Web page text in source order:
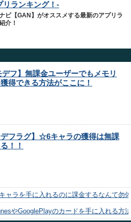
リランキング！-
ビ【GAN】がオススメする最新のアプリラ
介！
デフ】無課金ユーザーでもメモリ
得できる方法がここに！
デフラグ】☆6キャラの獲得は無課
！！
ャラを手に入れるのに課金するなんて勿
やGooglePlayのカードを手に入れる方